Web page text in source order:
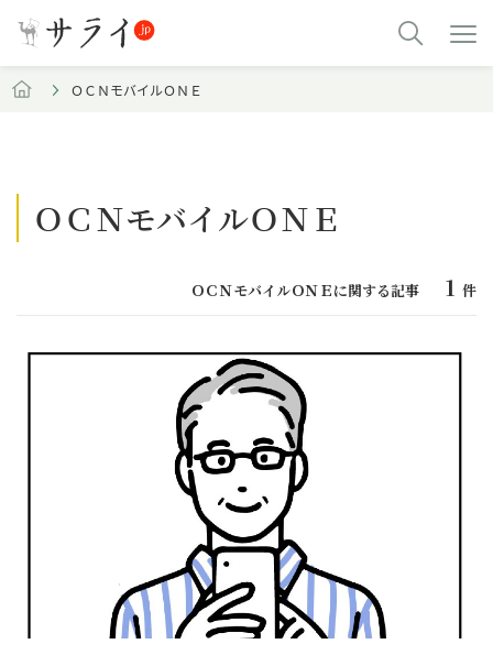
ＯＣＮモバイルＯＮＥ
ＯＣＮモバイルＯＮＥ
ＯＣＮモバイルＯＮＥに関する記事 1 件